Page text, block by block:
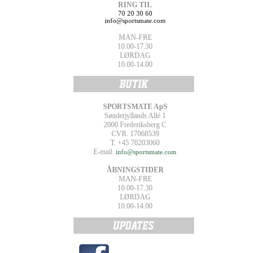
RING TIL
70 20 30 60
info@sportsmate.com
MAN-FRE
10.00-17.30
LØRDAG
10.00-14.00
SPORTSMATE ApS
Sønderjyllands Allé 1
2000 Frederiksberg C
CVR. 17068539
T. +45 70203060
E-mail: info@sportsmate.com
ÅBNINGSTIDER
MAN-FRE
10.00-17.30
LØRDAG
10.00-14.00